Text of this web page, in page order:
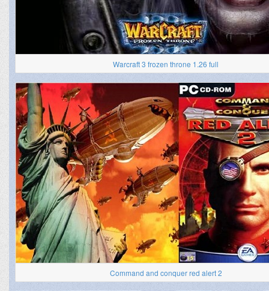
Warcraft 3 frozen throne 1.26 full
Command and conquer red alert 2